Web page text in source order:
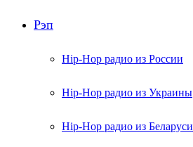
Рэп
Hip-Hop радио из России
Hip-Hop радио из Украины
Hip-Hop радио из Беларуси